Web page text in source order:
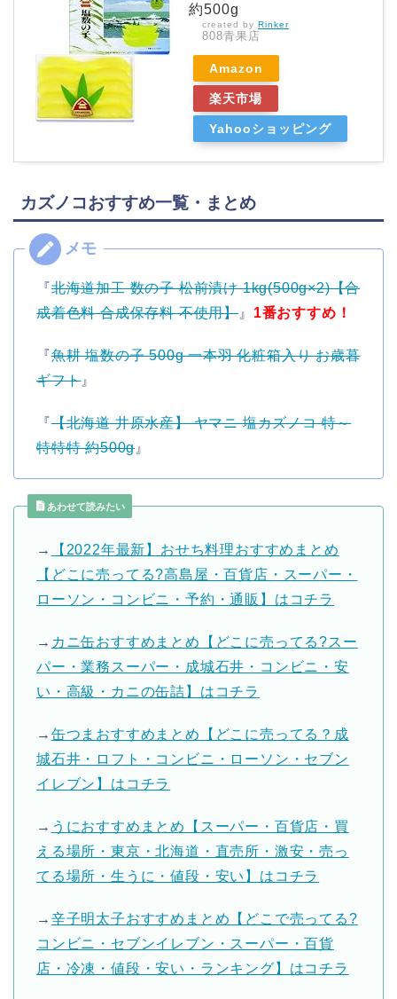
約500g
created by Rinker
808青果店
Amazon
楽天市場
Yahooショッピング
カズノコおすすめ一覧・まとめ
『北海道加工 数の子 松前漬け 1kg(500g×2)【合
成着色料 合成保存料 不使用】 』 1番おすすめ！
『魚耕 塩数の子 500g 一本羽 化粧箱入り お歳暮
ギフト』
『【北海道 井原水産】 ヤマニ 塩カズノコ 特～
特特特 約500g』
あわせて読みたい
→
【2022年最新】おせち料理おすすめまとめ
【どこに売ってる?高島屋・百貨店・スーパー・
ローソン・コンビニ・予約・通販】はコチラ
→ カニ缶おすすめまとめ【どこに売ってる?スー
パー・業務スーパー・成城石井・コンビニ・安
い・高級・カニの缶詰】はコチラ
→ 缶つまおすすめまとめ【どこに売ってる？成
城石井・ロフト・コンビニ・ローソン・セブン
イレブン】はコチラ
→ うにおすすめまとめ【スーパー・百貨店・買
える場所・東京・北海道・直売所・激安・売っ
てる場所・生うに・値段・安い】はコチラ
→ 辛子明太子おすすめまとめ【どこで売ってる?
コンビニ・セブンイレブン・スーパー・百貨
店・冷凍・値段・安い・ランキング】はコチラ